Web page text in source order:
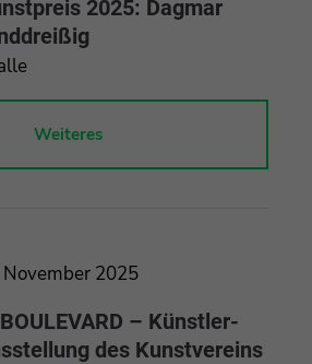
2025: Dagmar
Weiteres
2025
– Künstler-
des Kunstvereins